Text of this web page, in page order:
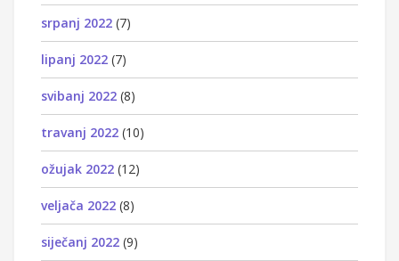
srpanj 2022 (7)
lipanj 2022 (7)
svibanj 2022 (8)
travanj 2022 (10)
ožujak 2022 (12)
veljača 2022 (8)
siječanj 2022 (9)